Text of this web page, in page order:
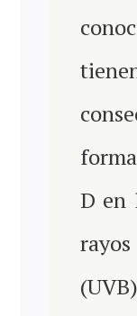
D en